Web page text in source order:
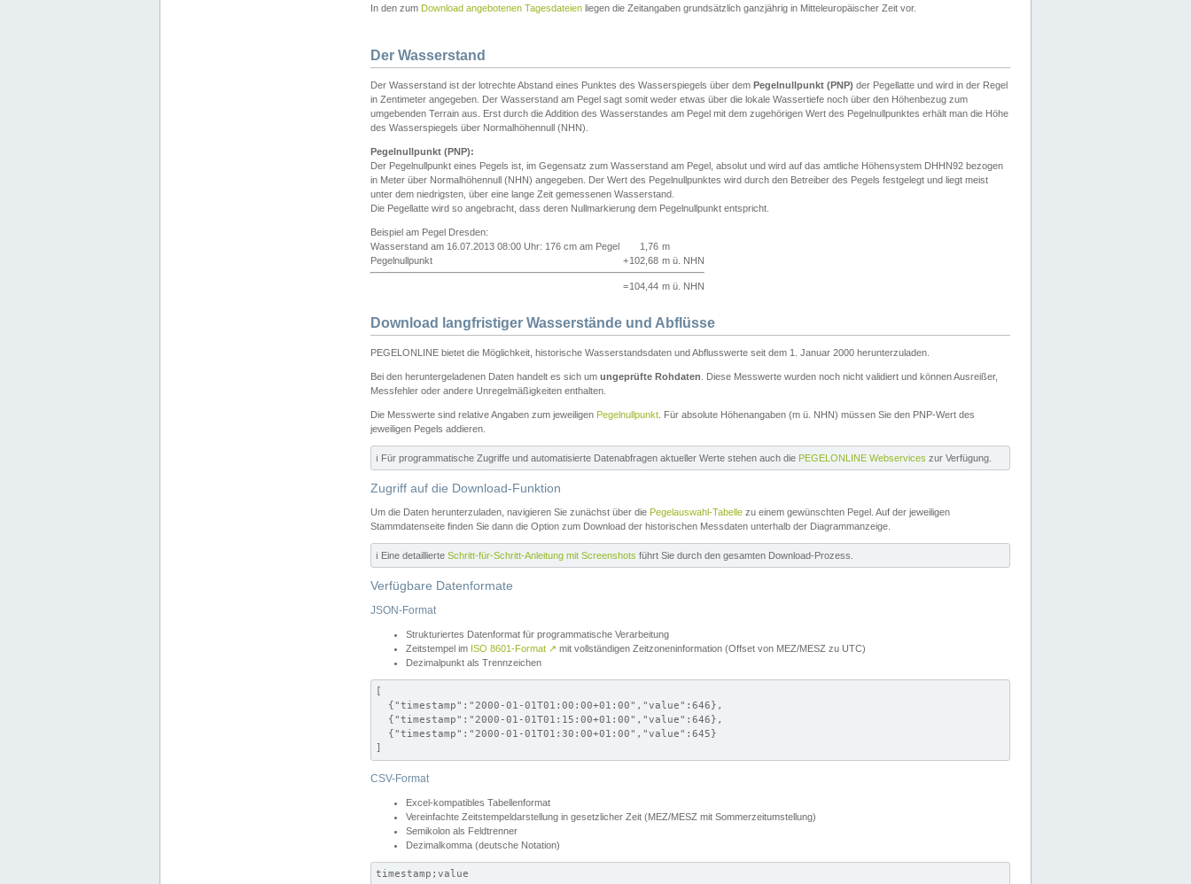
In den zum Download angebotenen Tagesdateien liegen die Zeitangaben grundsätzlich ganzjährig in Mitteleuropäischer Zeit vor.
Der Wasserstand
Der Wasserstand ist der lotrechte Abstand eines Punktes des Wasserspiegels über dem Pegelnullpunkt (PNP) der Pegellatte und wird in der Regel
in Zentimeter angegeben. Der Wasserstand am Pegel sagt somit weder etwas über die lokale Wassertiefe noch über den Höhenbezug zum
umgebenden Terrain aus. Erst durch die Addition des Wasserstandes am Pegel mit dem zugehörigen Wert des Pegelnullpunktes erhält man die Höhe
des Wasserspiegels über Normalhöhennull (NHN).
Pegelnullpunkt (PNP):
Der Pegelnullpunkt eines Pegels ist, im Gegensatz zum Wasserstand am Pegel, absolut und wird auf das amtliche Höhensystem DHHN92 bezogen
in Meter über Normalhöhennull (NHN) angegeben. Der Wert des Pegelnullpunktes wird durch den Betreiber des Pegels festgelegt und liegt meist
unter dem niedrigsten, über eine lange Zeit gemessenen Wasserstand.
Die Pegellatte wird so angebracht, dass deren Nullmarkierung dem Pegelnullpunkt entspricht.
Beispiel am Pegel Dresden:
Wasserstand am 16.07.2013 08:00 Uhr: 176 cm am Pegel
1,76 m
Pegelnullpunkt
+102,68 m ü. NHN
=104,44 m ü. NHN
Download langfristiger Wasserstände und Abflüsse
PEGELONLINE bietet die Möglichkeit, historische Wasserstandsdaten und Abflusswerte seit dem 1. Januar 2000 herunterzuladen.
Bei den heruntergeladenen Daten handelt es sich um ungeprüfte Rohdaten . Diese Messwerte wurden noch nicht validiert und können Ausreißer,
Messfehler oder andere Unregelmäßigkeiten enthalten.
Die Messwerte sind relative Angaben zum jeweiligen Pegelnullpunkt . Für absolute Höhenangaben (m ü. NHN) müssen Sie den PNP-Wert des
jeweiligen Pegels addieren.
ℹ️ Für programmatische Zugriffe und automatisierte Datenabfragen aktueller Werte stehen auch die PEGELONLINE Webservices zur Verfügung.
Zugriff auf die Download-Funktion
Um die Daten herunterzuladen, navigieren Sie zunächst über die Pegelauswahl-Tabelle zu einem gewünschten Pegel. Auf der jeweiligen
Stammdatenseite finden Sie dann die Option zum Download der historischen Messdaten unterhalb der Diagrammanzeige.
ℹ️ Eine detaillierte Schritt-für-Schritt-Anleitung mit Screenshots führt Sie durch den gesamten Download-Prozess.
Verfügbare Datenformate
JSON-Format
Strukturiertes Datenformat für programmatische Verarbeitung
Zeitstempel im ISO 8601-Format ↗ mit vollständigen Zeitzoneninformation (Offset von MEZ/MESZ zu UTC)
Dezimalpunkt als Trennzeichen
[
  {"timestamp":"2000-01-01T01:00:00+01:00","value":646},
  {"timestamp":"2000-01-01T01:15:00+01:00","value":646},
  {"timestamp":"2000-01-01T01:30:00+01:00","value":645}
]
CSV-Format
Excel-kompatibles Tabellenformat
Vereinfachte Zeitstempeldarstellung in gesetzlicher Zeit (MEZ/MESZ mit Sommerzeitumstellung)
Semikolon als Feldtrenner
Dezimalkomma (deutsche Notation)
timestamp;value